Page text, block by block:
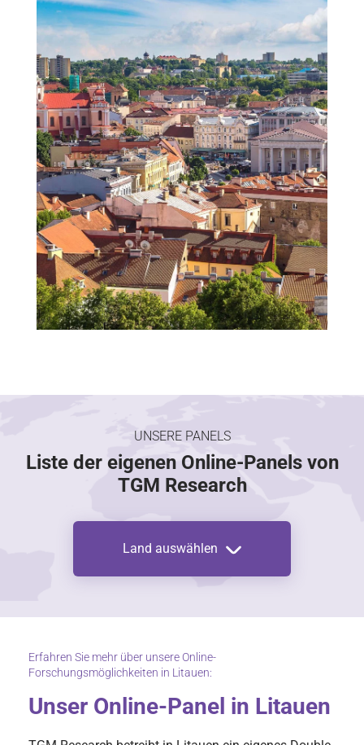
UNSERE PANELS
Liste der eigenen Online-Panels von
TGM Research
Land auswählen
Erfahren Sie mehr über unsere Online-
Forschungsmöglichkeiten in Litauen:
Unser Online-Panel in Litauen